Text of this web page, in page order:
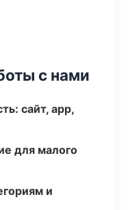
с нами
сайт, app,
для малого
и